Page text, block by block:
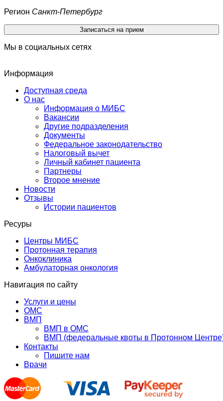
Регион Санкт-Петербург
Записаться на прием
Мы в социальных сетях
Информация
Доступная среда
О нас
Информация о МИБС
Вакансии
Другие подразделения
Документы
Федеральное законодательство
Налоговый вычет
Личный кабинет пациента
Партнеры
Второе мнение
Новости
Отзывы
Истории пациентов
Ресуры
Центры МИБС
Протонная терапия
Онкоклиника
Амбулаторная онкология
Навигация по сайту
Услуги и цены
ОМС
ВМП
ВМП в ОМС
ВМП (федеральные квоты в Протонном
Контакты
Пишите нам
Врачи